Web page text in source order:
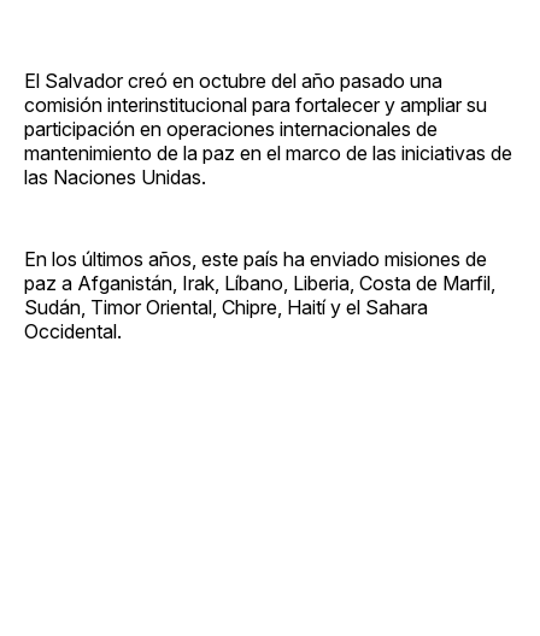
El Salvador creó en octubre del año pasado una
comisión interinstitucional para fortalecer y ampliar su
participación en operaciones internacionales de
mantenimiento de la paz en el marco de las iniciativas de
las Naciones Unidas.
En los últimos años, este país ha enviado misiones de
paz a Afganistán, Irak, Líbano, Liberia, Costa de Marfil,
Sudán, Timor Oriental, Chipre, Haití y el Sahara
Occidental.